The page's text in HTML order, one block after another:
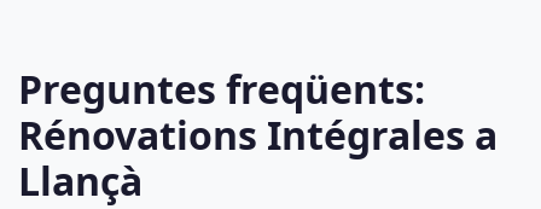
Preguntes freqüents:
Rénovations Intégrales a
Llançà